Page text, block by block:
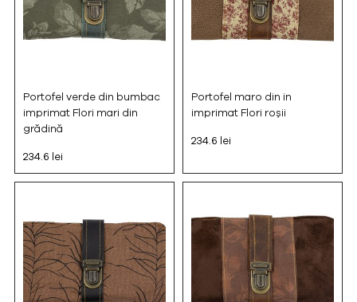
Portofel verde din bumbac
imprimat Flori mari din
grădină
234.6 lei
Portofel maro din in
imprimat Flori roșii
234.6 lei